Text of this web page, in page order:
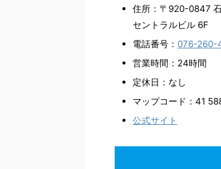
住所：〒920-0847
セントラルビル 6F
電話番号： 076-260-
営業時間：24時間
定休日：なし
マップコード：41
公式サイト